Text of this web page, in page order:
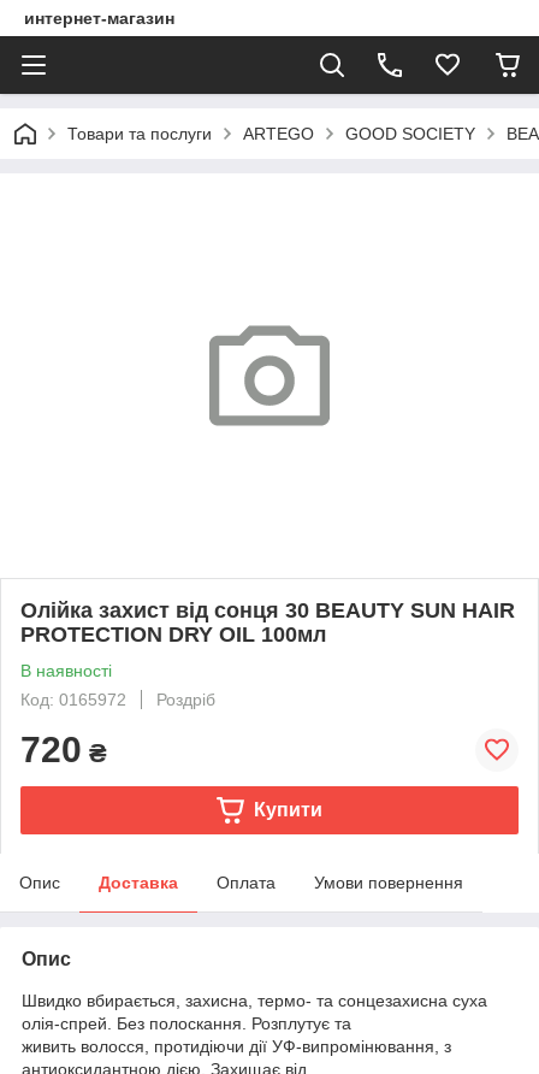
интернет-магазин
Товари та послуги ARTEGO GOOD SOCIETY
Олійка захист від сонця 30 BEAUTY SUN HAIR
PROTECTION DRY OIL 100мл
В наявності
Код: 0165972
Роздріб
720 ₴
Купити
Опис Доставка Оплата Умови повернення
Опис
Швидко вбирається, захисна, термо- та сонцезахисна суха
олія-спрей. Без полоскання. Розплутує та
живить волосся, протидіючи дії УФ-випромінювання, з
антиоксидантною дією. Захищає від